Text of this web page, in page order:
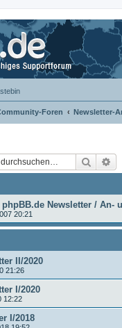
Foren Newsletter-
Suche
Newsletter / An-
20:21
II/2020
21:26
I/2020
12:22
I/2018